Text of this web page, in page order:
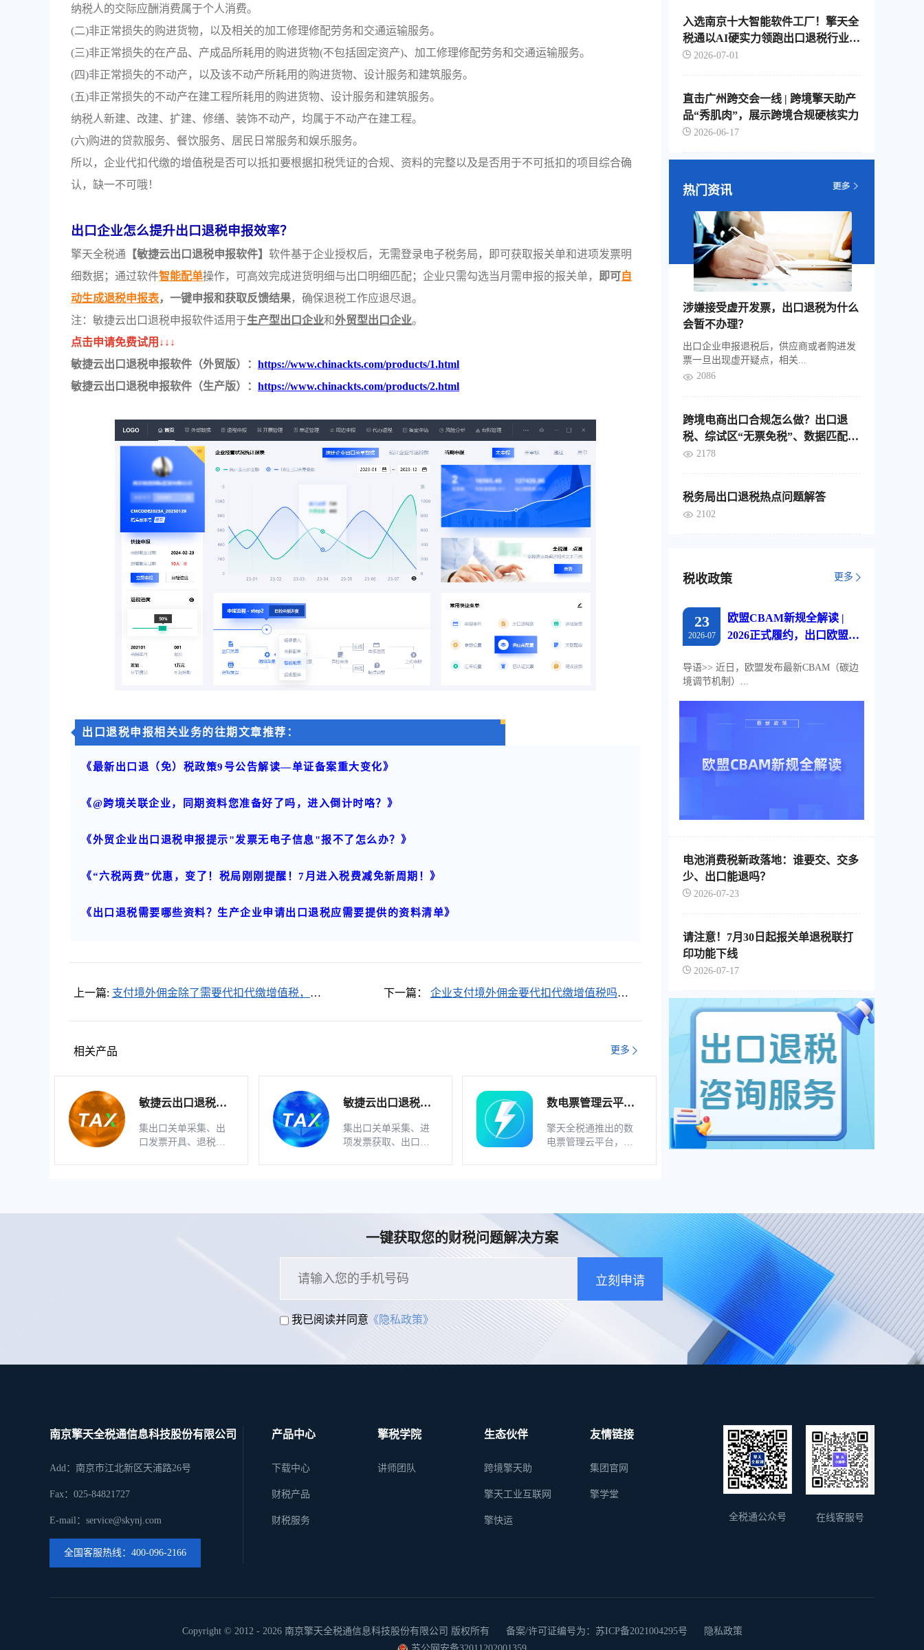
纳税人的交际应酬消费属于个人消费。
(二)非正常损失的购进货物，以及相关的加工修理修配劳务和交通运输服务。
(三)非正常损失的在产品、产成品所耗用的购进货物(不包括固定资产)、加工修理修配劳务和交通运输服务。
(四)非正常损失的不动产，以及该不动产所耗用的购进货物、设计服务和建筑服务。
(五)非正常损失的不动产在建工程所耗用的购进货物、设计服务和建筑服务。
纳税人新建、改建、扩建、修缮、装饰不动产，均属于不动产在建工程。
(六)购进的贷款服务、餐饮服务、居民日常服务和娱乐服务。
所以，企业代扣代缴的增值税是否可以抵扣要根据扣税凭证的合规、资料的完整以及是否用于不可抵扣的项目综合确
认，缺一不可哦！
出口企业怎么提升出口退税申报效率？
擎天全税通 【敏捷云出口退税申报软件】软件基于企业授权后，无需登录电子税务局，即可获取报关单和进项发票明
细数据；通过软件智能配单操作，可高效完成进货明细与出口明细匹配；企业只需勾选当月需申报的报关单， 即可自
动生成退税申报表，一键申报和获取反馈结果，确保退税工作应退尽退。
注：敏捷云出口退税申报软件适用于生产型出口企业和外贸型出口企业。
点击申请免费试用↓↓↓
敏捷云出口退税申报软件（外贸版）：https://www.chinackts.com/products/1.html
敏捷云出口退税申报软件（生产版）：https://www.chinackts.com/products/2.html
出口退税申报相关业务的往期文章推荐：
《最新出口退（免）税政策9号公告解读—单证备案重大变化》
《@跨境关联企业，同期资料您准备好了吗，进入倒计时咯？》
《外贸企业出口退税申报提示"发票无电子信息"报不了怎么办？》
《“六税两费”优惠，变了！税局刚刚提醒！7月进入税费减免新周期！》
《出口退税需要哪些资料？生产企业申请出口退税应需要提供的资料清单》
上一篇: 支付境外佣金除了需要代扣代缴增值税，还
下一篇：
企业支付境外佣金要代扣代缴增值税吗？
相关产品 更多
敏捷云出口退税申
集出口关单采集、出
口发票开具、退税明
敏捷云出口退税申
集出口关单采集、进
项发票获取、出口发
数电票管理云平台
业
擎天全税通推出的数
电票管理云平台，是
息采集模式，为企业
构建全量自有发票池
和数字化文件本地存
入选南京十大智能软件工厂！擎天全
税通以AI硬实力领跑出口退税行业智
能化转型
2026-07-01
直击广州跨交会一线 | 跨境擎天助产
品“秀肌肉”，展示跨境合规硬核实力
2026-06-17
热门资讯
涉嫌接受虚开发票，出口退税为什么
会暂不办理？
出口企业申报退税后，供应商或者购进发
票一旦出现虚开疑点，相关...
2086
跨境电商出口合规怎么做？出口退
税、综试区“无票免税”、数据匹配，
这4个要点要分清
2178
税务局出口退税热点问题解答
2102
税收政策 更多
23
2026-07
欧盟CBAM新规全解读 |
2026正式履约，出口欧盟企
导语>> 近日，欧盟发布最新CBAM（碳边
境调节机制）...
电池消费税新政落地：谁要交、交多
少、出口能退吗？
2026-07-23
请注意！7月30日起报关单退税联打
印功能下线
2026-07-17
一键获取您的财税问题解决方案
立刻申请
我已阅读并同意《隐私政策》
南京擎天全税通信息科技股份有限公司
Add：南京市江北新区天浦路26号
Fax：025-84821727
E-mail：service@skynj.com
全国客服热线：400-096-2166
产品中心
下载中心
财税产品
财税服务
擎税学院
讲师团队
生态伙伴
跨境擎天助
擎天工业互联网
擎快运
友情链接
集团官网
擎学堂
全税通公众号 在线客服号
Copyright © 2012 - 2026 南京擎天全税通信息科技股份有限公司 版权所有 备案/许可证编号为：苏ICP备2021004295号
隐私政策